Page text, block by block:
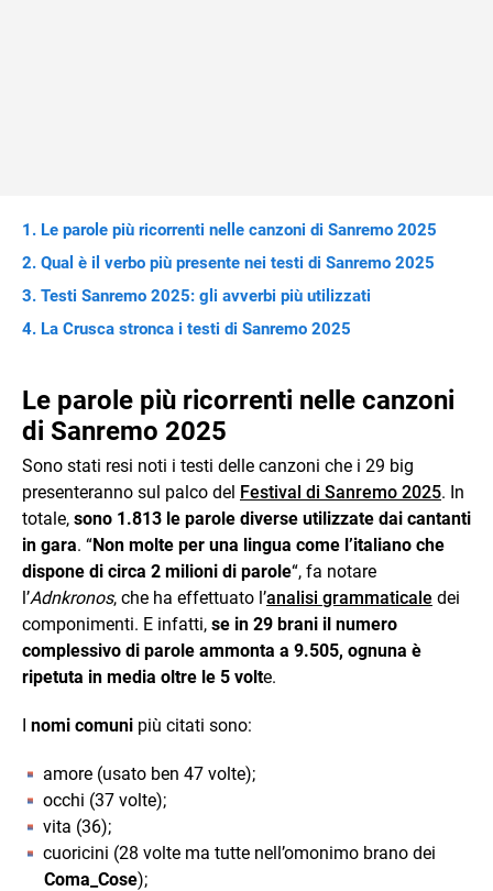
Le parole più ricorrenti nelle canzoni di Sanremo 2025
Qual è il verbo più presente nei testi di Sanremo 2025
Testi Sanremo 2025: gli avverbi più utilizzati
La Crusca stronca i testi di Sanremo 2025
Le parole più ricorrenti nelle canzoni
di Sanremo 2025
Sono stati resi noti i testi delle canzoni che i 29 big
presenteranno sul palco del Festival di Sanremo 2025. In
totale, sono 1.813 le parole diverse utilizzate dai cantanti
in gara. “Non molte per una lingua come l’italiano che
dispone di circa 2 milioni di parole“, fa notare
l’Adnkronos, che ha effettuato l’analisi grammaticale dei
componimenti. E infatti, se in 29 brani il numero
complessivo di parole ammonta a 9.505, ognuna è
ripetuta in media oltre le 5 volte.
I nomi comuni più citati sono:
amore (usato ben 47 volte);
occhi (37 volte);
vita (36);
cuoricini (28 volte ma tutte nell’omonimo brano dei
Coma_Cose);